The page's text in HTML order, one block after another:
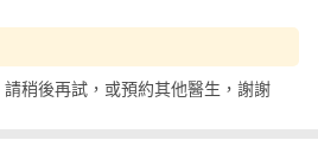
稍後再試，或預約其他醫生，謝謝